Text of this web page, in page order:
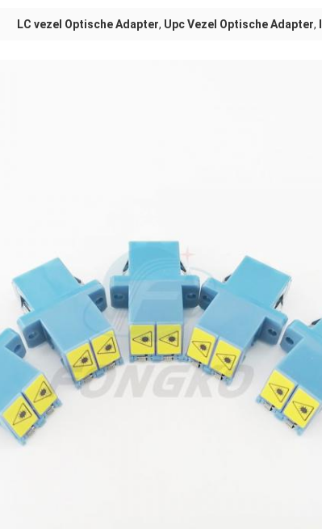
LC vezel Optische Adapter, Upc Vezel Optische Adapter,